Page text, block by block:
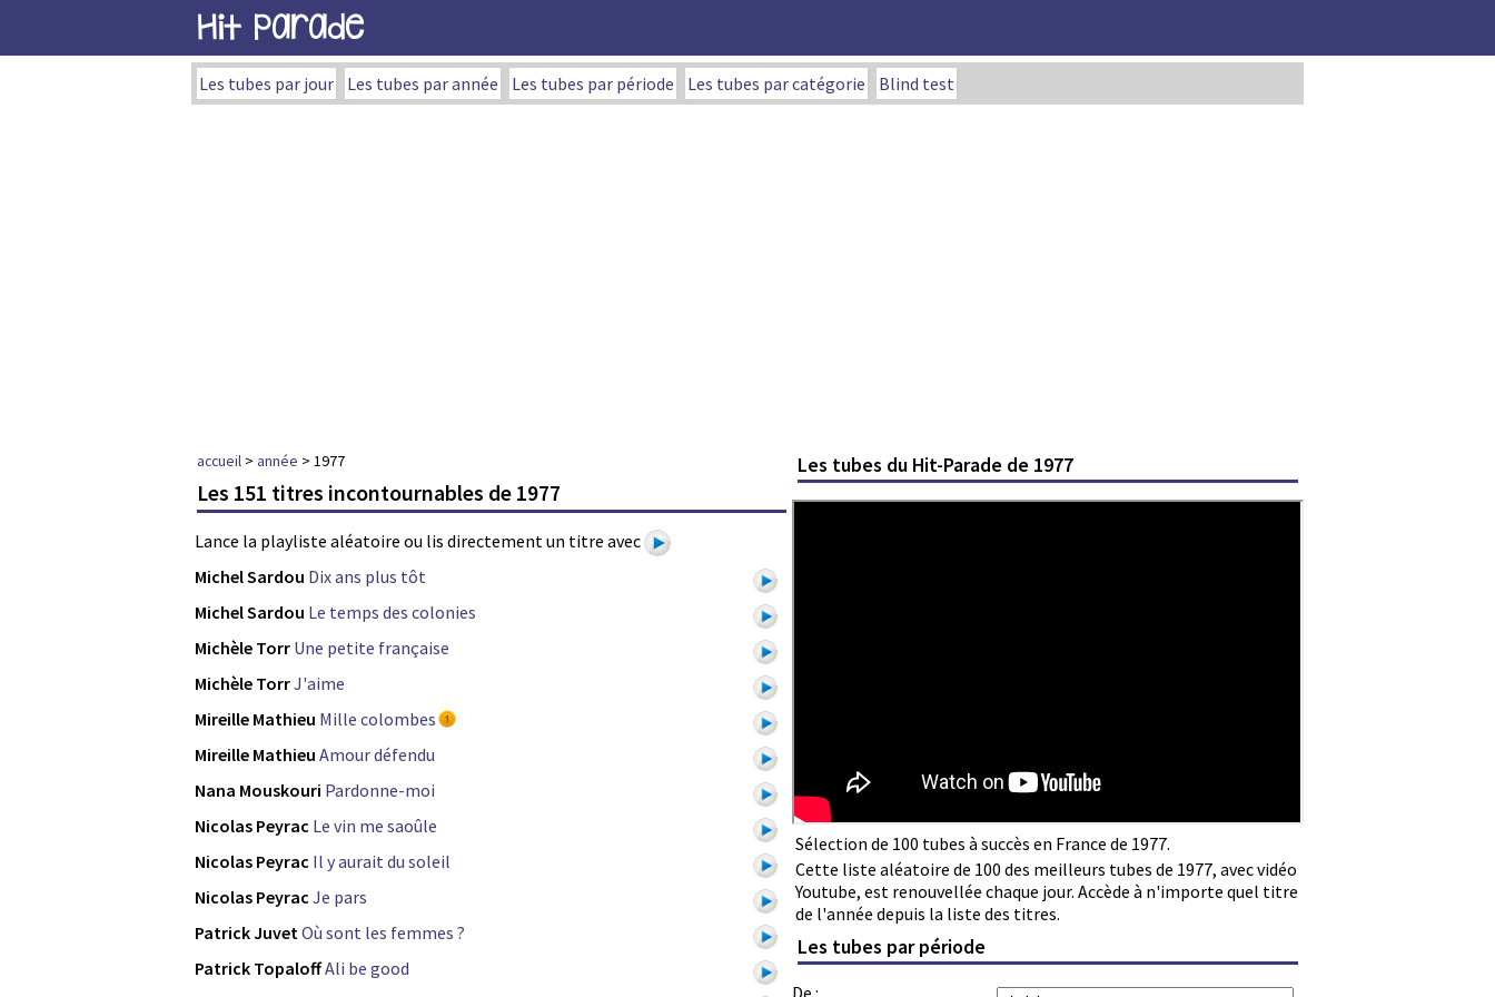
Hit Parade
Les tubes par jour Les tubes par année Les tubes par période Les tubes par catégorie Blind test
accueil > année > 1977 Les tubes du Hit-Parade de 1977
Sélection de 100 tubes à succès en France de 1977.
Cette liste aléatoire de 100 des meilleurs tubes de 1977, avec vidéo
Youtube, est renouvellée chaque jour. Accède à n'importe quel titre
de l'année depuis la liste des titres.
Les 151 titres incontournables de 1977
Lance la playliste aléatoire ou lis directement un titre avec
Michel Sardou Dix ans plus tôt
Michel Sardou Le temps des colonies
Michèle Torr Une petite française
Michèle TorrJ'aime
Mireille Mathieu Mille colombes
Mireille Mathieu Amour défendu
Nana Mouskouri Pardonne-moi
Nicolas Peyrac Le vin me saoûle
Nicolas Peyrac Il y aurait du soleil
Nicolas Peyrac Je pars
Patrick JuvetOù sont les femmes ?
Patrick TopaloffAli be good
Les tubes par période